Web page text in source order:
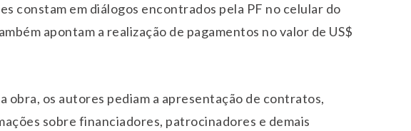
constam em diálogos encontrados pela PF no celular do
apontam a realização de pagamentos no valor de US$
obra, os autores pediam a apresentação de contratos,
sobre financiadores, patrocinadores e demais